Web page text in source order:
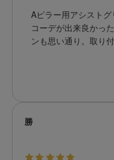
Aピラー用アシスト
コーデが出来良かっ
ンも思い通り。取り付
勝